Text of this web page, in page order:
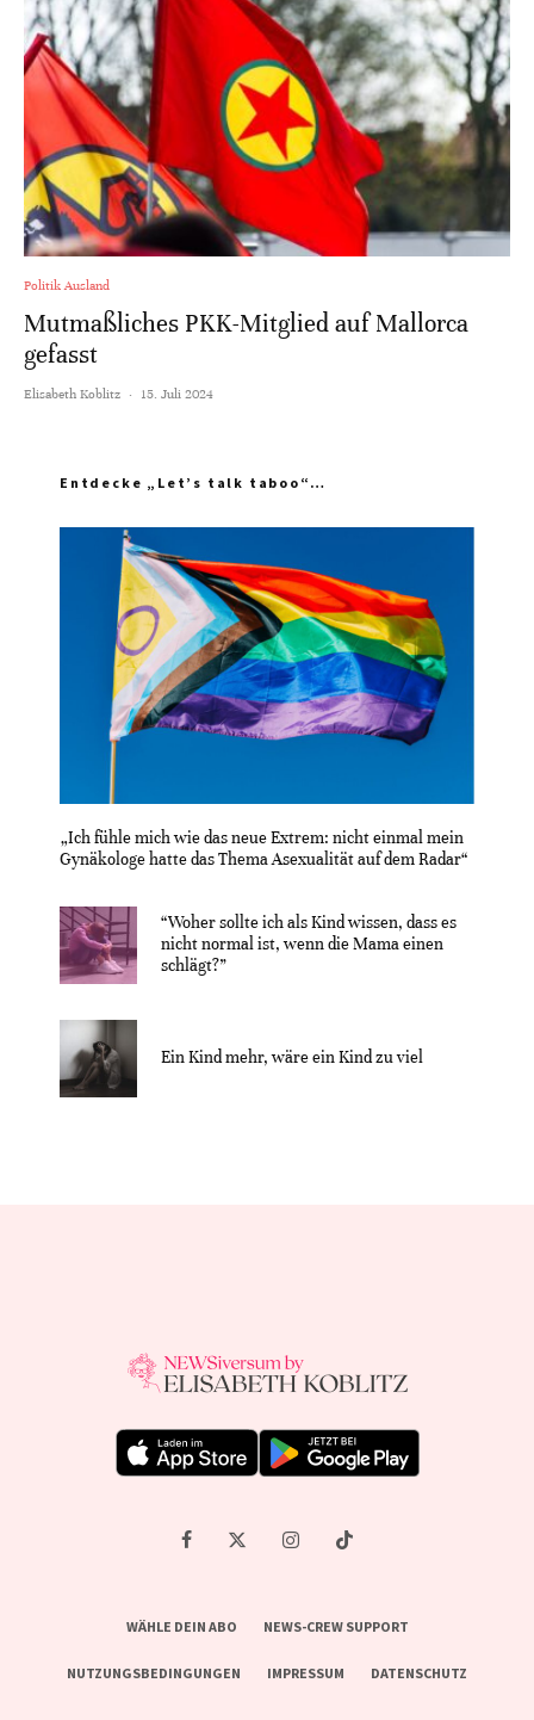
Politik Ausland
Mutmaßliches PKK-Mitglied auf Mallorca
gefasst
Elisabeth Koblitz · 15. Juli 2024
Entdecke „Let’s talk taboo“…
„Ich fühle mich wie das neue Extrem: nicht einmal mein
Gynäkologe hatte das Thema Asexualität auf dem Radar“
“Woher sollte ich als Kind wissen, dass es
nicht normal ist, wenn die Mama einen
schlägt?”
Ein Kind mehr, wäre ein Kind zu viel
WÄHLE DEIN ABO NEWS-CREW SUPPORT
NUTZUNGSBEDINGUNGEN IMPRESSUM DATENSCHUTZ